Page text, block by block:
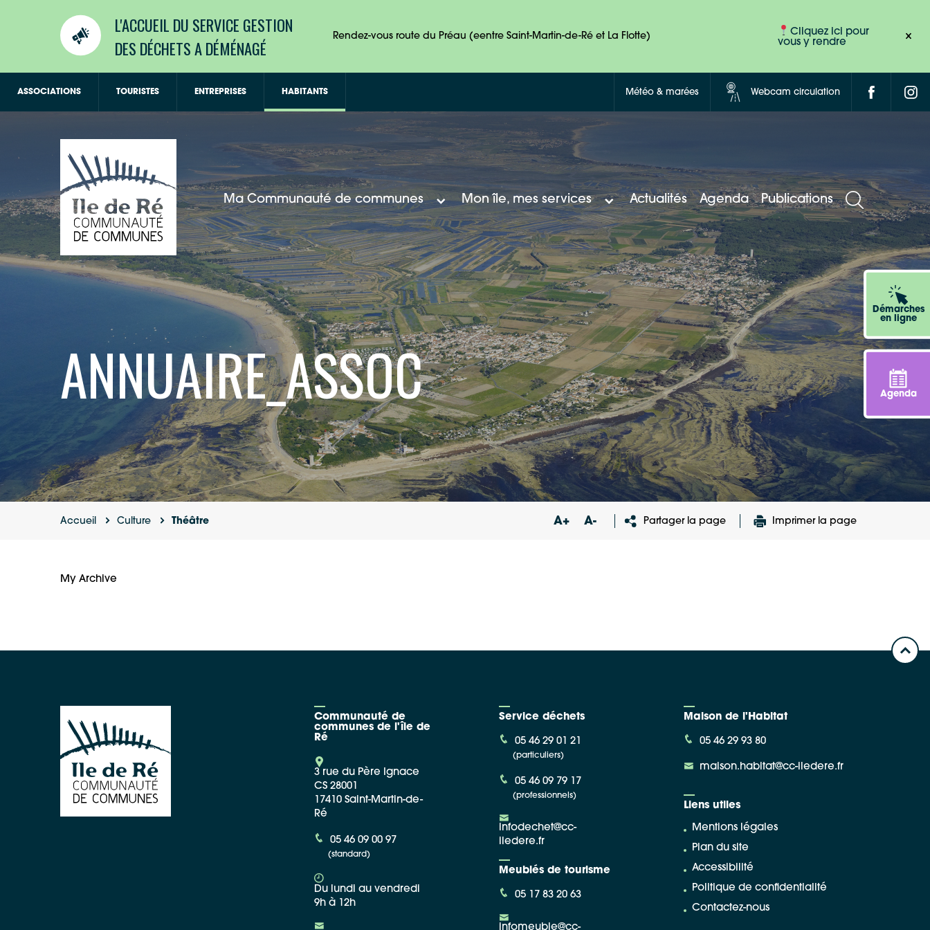
L'ACCUEIL DU SERVICE GESTION
DES DÉCHETS A DÉMÉNAGÉ
Rendez-vous route du Préau (eentre Saint-Martin-de-Ré et La Flotte)
Cliquez ici pour
vous y rendre
Démarches
en ligne
Agenda
ASSOCIATIONS TOURISTES ENTREPRISES HABITANTS Météo & marées Webcam circulation
Ma Communauté de communes Mon île, mes services Actualités Agenda Publications
ANNUAIRE_ASSOC
Accueil Culture Théâtre A+ A- Partager la page Imprimer la page
My Archive
Communauté de
communes de l'île de
Ré
3 rue du Père Ignace
CS 28001
17410 Saint-Martin-de-
Ré
05 46 09 00 97
(standard)
Du lundi au vendredi
9h à 12h
Service déchets
05 46 29 01 21
(particuliers)
05 46 09 79 17
(professionnels)
infodechet@cc-
iledere.fr
Meublés de tourisme
05 17 83 20 63
infomeuble@cc-
Maison de l'Habitat
05 46 29 93 80
maison.habitat@cc-iledere.fr
Liens utiles
Mentions légales
Plan du site
Accessibilité
Politique de confidentialité
Contactez-nous